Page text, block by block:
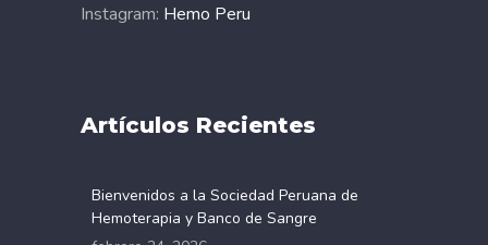
Instagram: Hemo Peru
Artículos Recientes
Bienvenidos a la Sociedad Peruana de
Hemoterapia y Banco de Sangre